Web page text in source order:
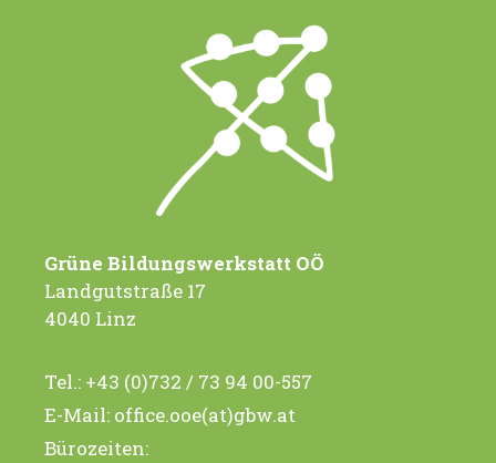
Grüne Bildungswerkstatt OÖ
Landgutstraße 17
4040 Linz
Tel.: +43 (0)732 / 73 94 00-557
E-Mail: office.ooe(at)gbw.at
Bürozeiten: